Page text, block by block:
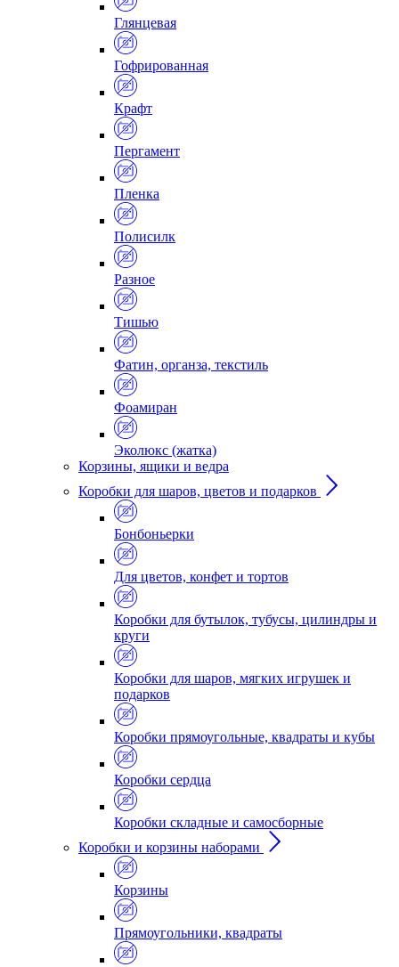
Глянцевая
Гофрированная
Крафт
Пергамент
Пленка
Полисилк
Разное
Тишью
Фатин, органза, текстиль
Фоамиран
Эколюкс (жатка)
Корзины, ящики и ведра
Коробки для шаров, цветов и подарков
Бонбоньерки
Для цветов, конфет и тортов
Коробки для бутылок, тубусы, цилиндры и
круги
Коробки для шаров, мягких игрушек и
подарков
Коробки прямоугольные, квадраты и кубы
Коробки сердца
Коробки складные и самосборные
Коробки и корзины наборами
Корзины
Прямоугольники, квадраты